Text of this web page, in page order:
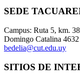
SEDE
Campus: Ruta 5, km.
Domingo Catalina
bedelia@cut.edu.uy
SITIOS DE